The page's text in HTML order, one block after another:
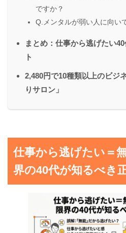
ですか？
Q.メンタルが弱い人に向い
まとめ：仕事から逃げたい
ト
2,480円で10種類以上のビジ
りサロン」
仕事から逃げたい＝
界の40代が知るべき